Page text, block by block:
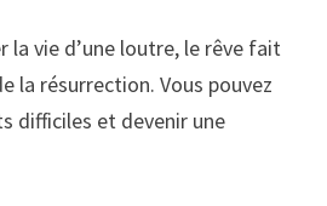
la vie d’une loutre, le rêve fait
la résurrection. Vous pouvez
difficiles et devenir une